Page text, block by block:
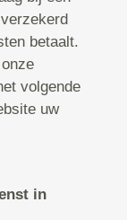
betaalt.
volgende
uw
in